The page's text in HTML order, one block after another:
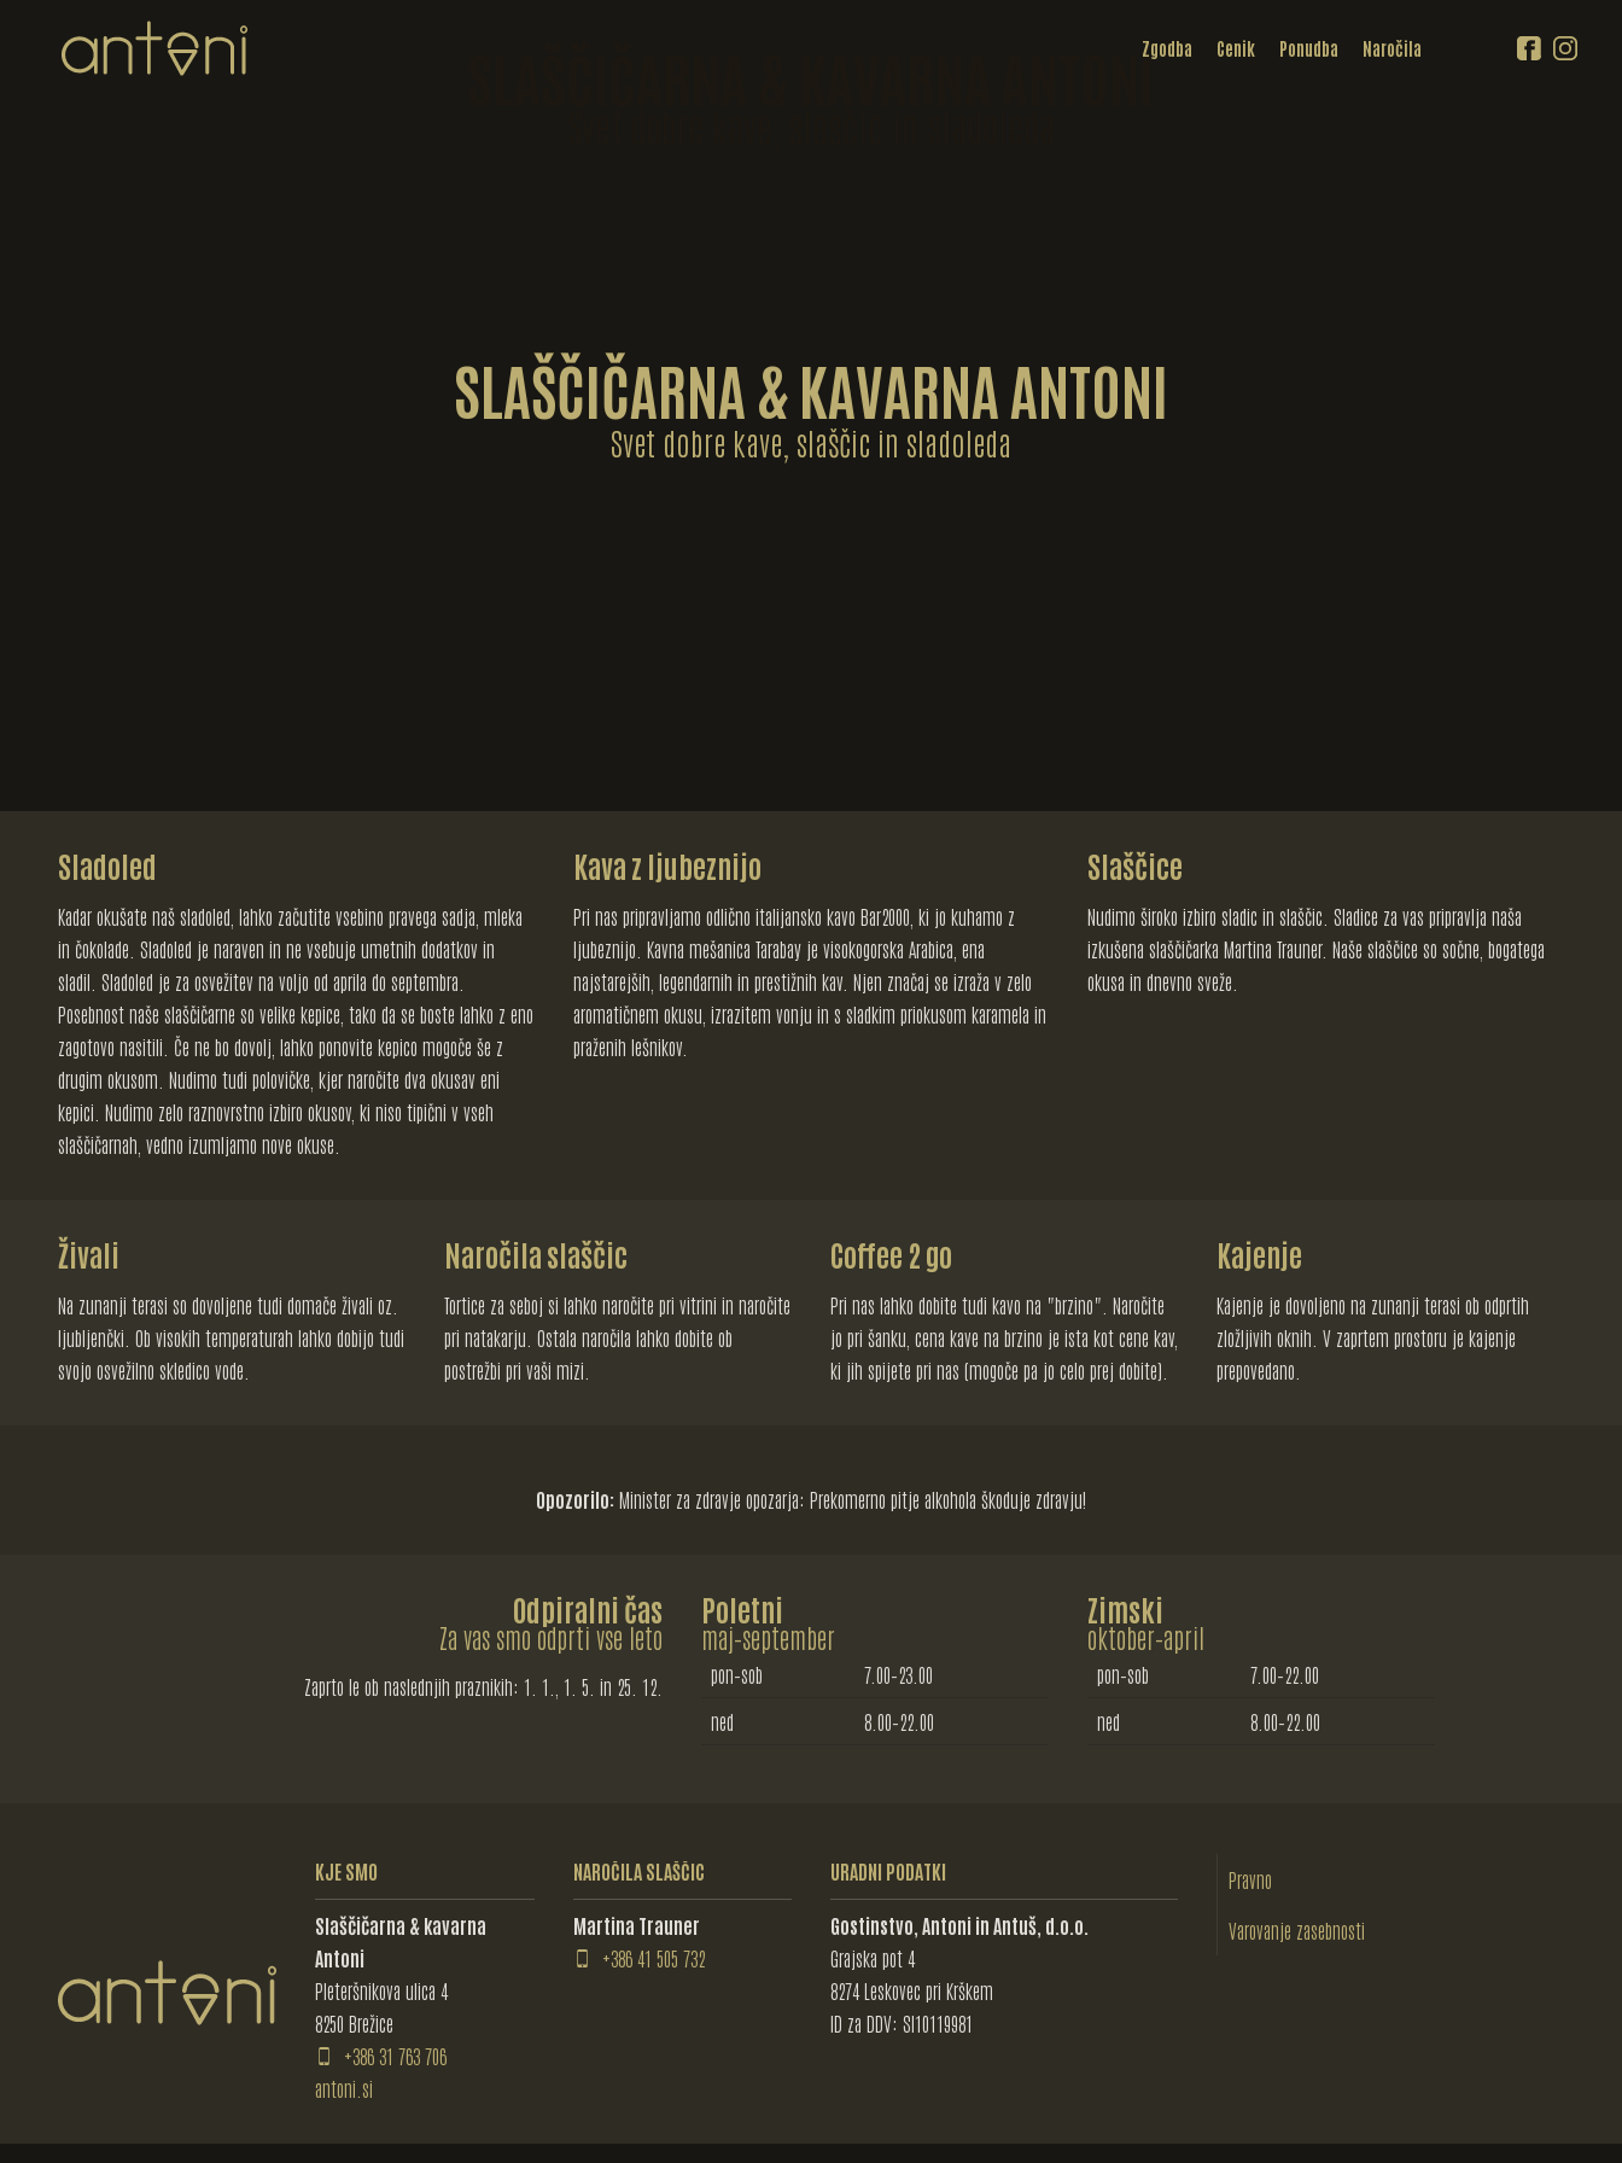
Zgodba Cenik Ponudba Naročila
SLAŠČIČARNA & KAVARNA ANTONI
Svet dobre kave, slaščic in sladoleda
SLAŠČIČARNA & KAVARNA ANTONI
Sladoled
Kadar okušate naš sladoled, lahko začutite vsebino pravega sadja, mleka
in čokolade. Sladoled je naraven in ne vsebuje umetnih dodatkov in
sladil. Sladoled je za osvežitev na voljo od aprila do septembra.
Posebnost naše slaščičarne so velike kepice, tako da se boste lahko z eno
zagotovo nasitili. Če ne bo dovolj, lahko ponovite kepico mogoče še z
drugim okusom. Nudimo tudi polovičke, kjer naročite dva okusav eni
kepici. Nudimo zelo raznovrstno izbiro okusov, ki niso tipični v vseh
slaščičarnah, vedno izumljamo nove okuse.
Kava z ljubeznijo
Pri nas pripravljamo odlično italijansko kavo Bar2000, ki jo kuhamo z
ljubeznijo. Kavna mešanica Tarabay je visokogorska Arabica, ena
najstarejših, legendarnih in prestižnih kav. Njen značaj se izraža v zelo
aromatičnem okusu, izrazitem vonju in s sladkim priokusom karamela in
praženih lešnikov.
Slaščice
Nudimo široko izbiro sladic in slaščic. Sladice za vas pripravlja naša
izkušena slaščičarka Martina Trauner. Naše slaščice so sočne, bogatega
okusa in dnevno sveže.
Živali
Na zunanji terasi so dovoljene tudi domače živali oz.
ljubljenčki. Ob visokih temperaturah lahko dobijo tudi
svojo osvežilno skledico vode.
Naročila slaščic
Tortice za seboj si lahko naročite pri vitrini in naročite
pri natakarju. Ostala naročila lahko dobite ob
postrežbi pri vaši mizi.
Coffee 2 go
Pri nas lahko dobite tudi kavo na "brzino". Naročite
jo pri šanku, cena kave na brzino je ista kot cene kav,
ki jih spijete pri nas (mogoče pa jo celo prej dobite).
Kajenje
Kajenje je dovoljeno na zunanji terasi ob odprtih
zložljivih oknih. V zaprtem prostoru je kajenje
prepovedano.
Opozorilo: Minister za zdravje opozarja: Prekomerno pitje alkohola škoduje zdravju!
Odpiralni čas
Za vas smo odprti vse leto
Zaprto le ob naslednjih praznikih: 1. 1., 1. 5. in 25. 12.
Poletni
maj–september
pon–sob
7.00–23.00
ned
8.00–22.00
Zimski
oktober–april
pon–sob
7.00–22.00
ned
8.00–22.00
KJE SMO
Slaščičarna & kavarna
Antoni
Pleteršnikova ulica 4
8250 Brežice
+386 31 763 706
antoni.si
NAROČILA SLAŠČIC
Martina Trauner
+386 41 505 732
URADNI PODATKI
Gostinstvo, Antoni in Antuš, d.o.o.
Grajska pot 4
8274Leskovec pri Krškem
ID za DDV: SI10119981
Pravno
Varovanje zasebnosti